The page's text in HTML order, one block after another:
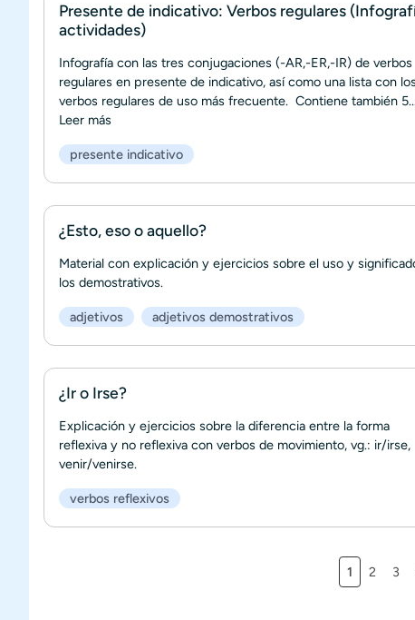
Presente de indicativo: Verbos regulares
actividades)
Infografía con las tres conjugaciones (-AR,-ER,-IR) de verbos
regulares en presente de indicativo, así como una lista con los
verbos regulares de uso más frecuente. Contiene también
Leer más
presente indicativo
¿Esto, eso o aquello?
Material con explicación y ejercicios sobre el uso y
los demostrativos.
adjetivos adjetivos demostrativos
¿Ir o Irse?
Explicación y ejercicios sobre la diferencia entre la forma
reflexiva y no reflexiva con verbos de movimiento, vg.: ir/irse,
venir/venirse.
verbos reflexivos
Página
1 Página
2 3